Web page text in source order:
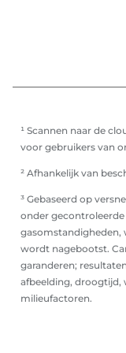
¹ Scannen naar de
voor gebruikers van
² Afhankelijk van
³ Gebaseerd op
onder
gasomstandigheden,
wordt nagebootst.
garanderen;
afbeelding, droogtijd,
milieufactoren.